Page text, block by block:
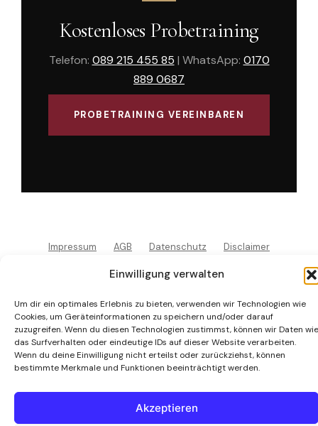
Einwilligung verwalten
Um dir ein optimales Erlebnis zu bieten, verwenden wir Technologien wie
Cookies, um Geräteinformationen zu speichern und/oder darauf
zuzugreifen. Wenn du diesen Technologien zustimmst, können wir Daten wie
das Surfverhalten oder eindeutige IDs auf dieser Website verarbeiten.
Wenn du deine Einwilligung nicht erteilst oder zurückziehst, können
bestimmte Merkmale und Funktionen beeinträchtigt werden.
Akzeptieren
Kostenloses Probetraining
Telefon: 089 215 455 85 | WhatsApp: 0170
889 0687
PROBETRAINING VEREINBAREN
Impressum AGB Datenschutz Disclaimer
© Martial Arts Center München 1987 / 2026